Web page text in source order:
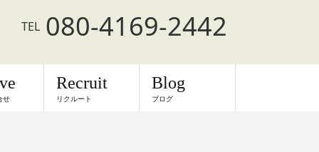
TEL 080-4169-2442
せ
Recruit
リクルート
Blog
ブログ